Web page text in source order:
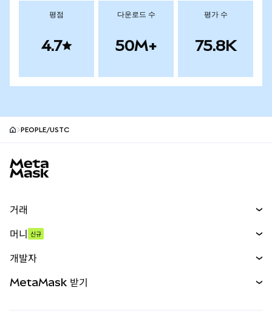
평점
4.7
다운로드 수
50M+
평가 수
75.8K
PEOPLE/USTC
거래
무기한 선물
실물자산
머니 신규
개발자
MetaMask 받기